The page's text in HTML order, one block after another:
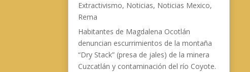
Extractivismo, Noticias, Noticias Mexico,
Rema
Habitantes de Magdalena Ocotlán
denuncian escurrimientos de la montaña
“Dry Stack” (presa de jales) de la minera
Cuzcatlán y contaminación del río Coyote.